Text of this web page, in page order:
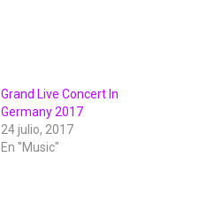
Grand Live Concert In
Germany 2017
24 julio, 2017
En "Music"